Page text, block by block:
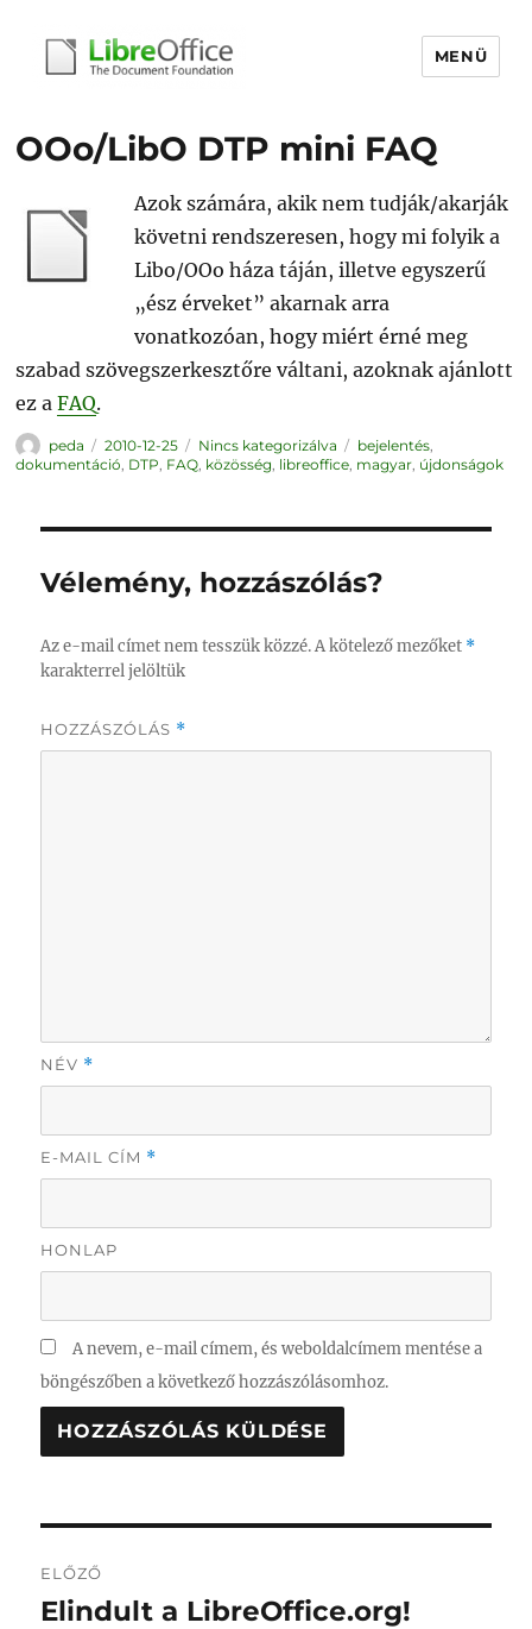
MENÜ
OOo/LibO DTP mini FAQ
Azok számára, akik nem tudják/akarják
követni rendszeresen, hogy mi folyik a
Libo/OOo háza táján, illetve egyszerű
„ész érveket” akarnak arra
vonatkozóan, hogy miért érné meg
szabad szövegszerkesztőre váltani, azoknak ajánlott
ez aFAQ.
Szerző
peda Közzétéve
2010-12-25 Kategória
Nincs kategorizálva Címke
bejelentés,
dokumentáció, DTP, FAQ, közösség, libreoffice, magyar, újdonságok
Vélemény, hozzászólás?
Az e-mail címet nem tesszük közzé. A kötelező mezőket *
karakterrel jelöltük
HOZZÁSZÓLÁS *
NÉV *
E-MAIL CÍM *
HONLAP
A nevem, e-mail címem, és weboldalcímem mentése a
böngészőben a következő hozzászólásomhoz.
navigáció
ELŐZŐ
Korábbi
Elindult a LibreOffice.org!